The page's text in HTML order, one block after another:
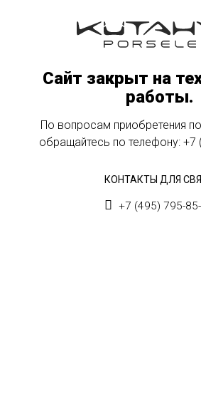
Сайт закрыт на
работы.
По вопросам приобретения
обращайтесь по телефону: +7
КОНТАКТЫ ДЛЯ
+7 (495) 795-